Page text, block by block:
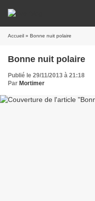
Accueil » Bonne nuit polaire
Bonne nuit polaire
Publié le 29/11/2013 à 21:18
Par Mortimer